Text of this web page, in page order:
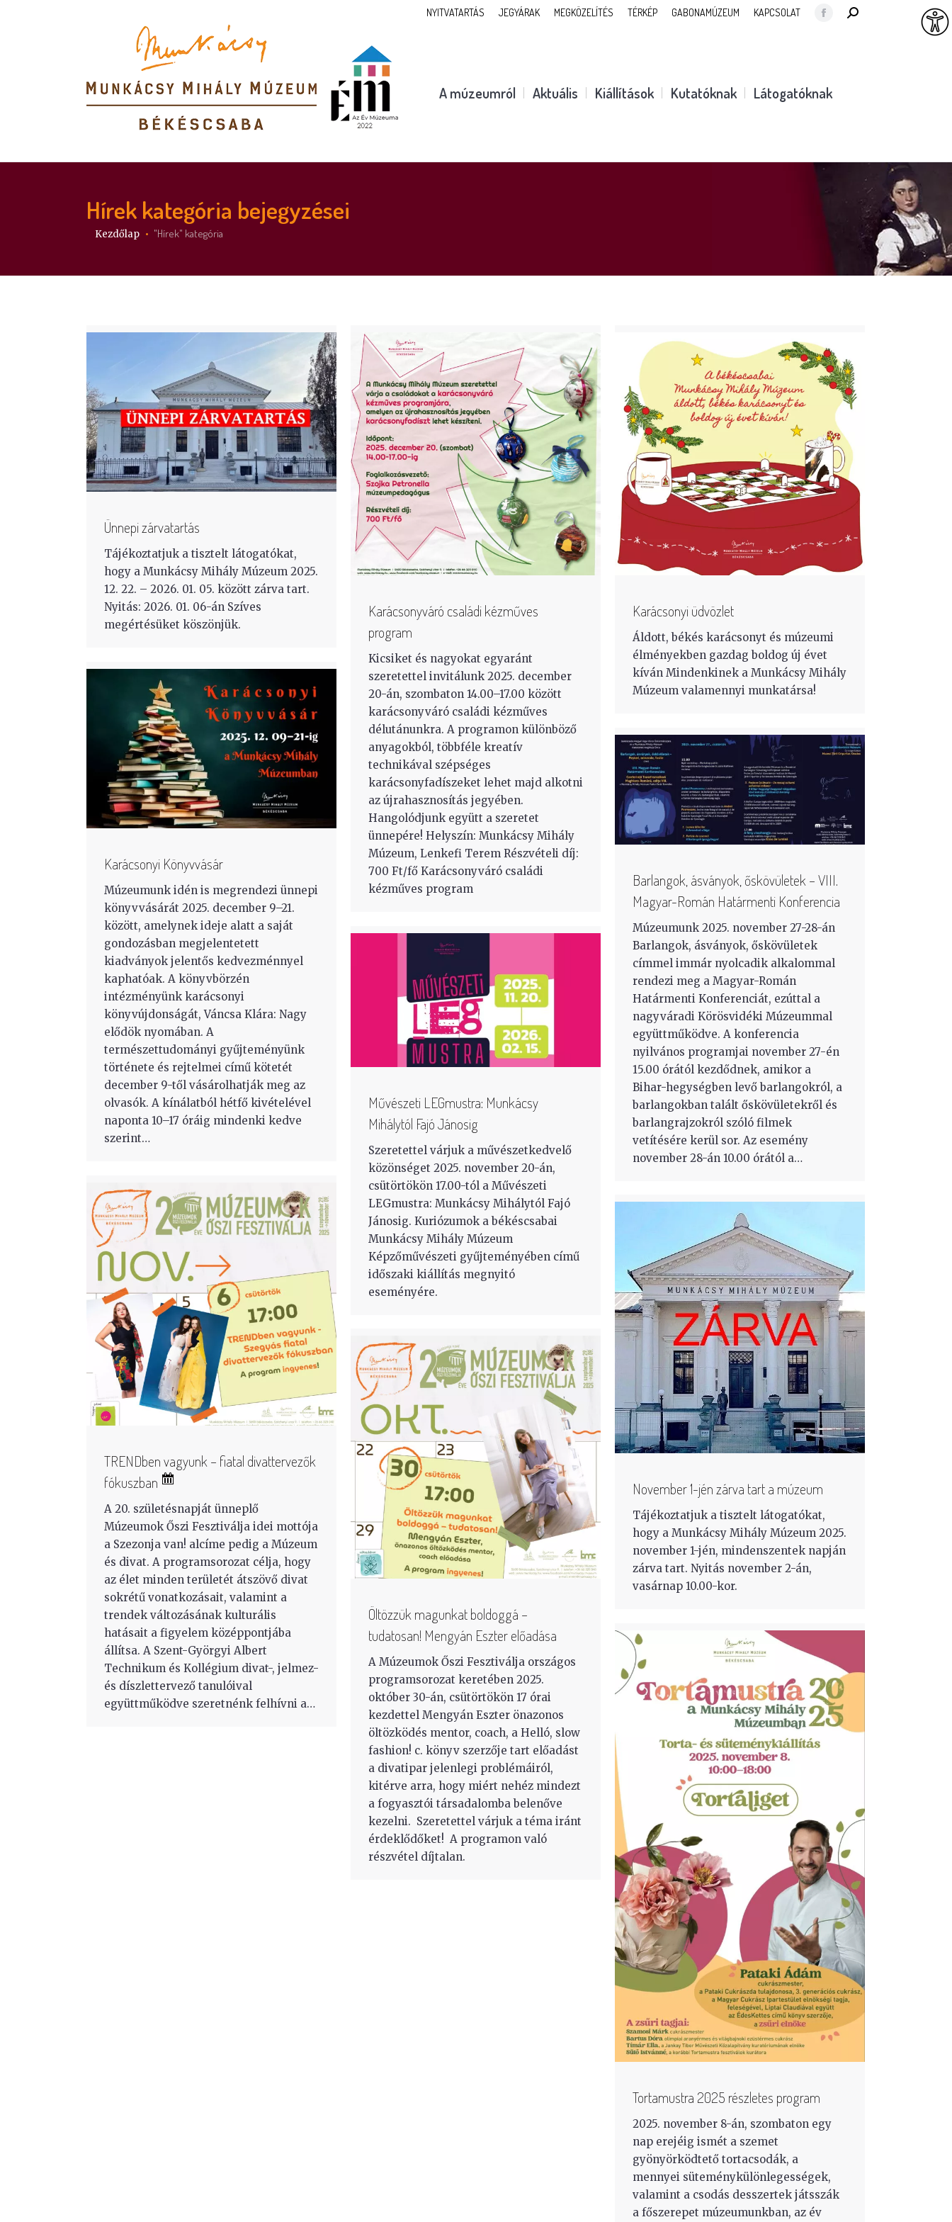
NYITVATARTÁS JEGYÁRAK MEGKÖZELÍTÉS TÉRKÉP GABONAMÚZEUM KAPCSOLAT
Facebook
new
SEARCH:
A múzeumról Aktuális Kiállítások Kutatóknak Látogatóknak
Hírek kategória bejegyzései
Itt vagy:
Kezdőlap "Hírek" kategória
Ünnepi zárvatartás
Tájékoztatjuk a tisztelt látogatókat,
hogy a Munkácsy Mihály Múzeum 2025.
12. 22. – 2026. 01. 05. között zárva tart.
Nyitás: 2026. 01. 06-án Szíves
megértésüket köszönjük.
Karácsonyváró családi kézműves
program
Kicsiket és nagyokat egyaránt
szeretettel invitálunk 2025. december
20-án, szombaton 14.00–17.00 között
karácsonyváró családi kézműves
délutánunkra. A programon különböző
anyagokból, többféle kreatív
technikával szépséges
karácsonyfadíszeket lehet majd alkotni
az újrahasznosítás jegyében.
Hangolódjunk együtt a szeretet
ünnepére! Helyszín: Munkácsy Mihály
Múzeum, Lenkefi Terem Részvételi díj:
700 Ft/fő Karácsonyváró családi
kézműves program
Karácsonyi üdvözlet
Áldott, békés karácsonyt és múzeumi
élményekben gazdag boldog új évet
kíván Mindenkinek a Munkácsy Mihály
Múzeum valamennyi munkatársa!
Karácsonyi Könyvvásár
Múzeumunk idén is megrendezi ünnepi
könyvvásárát 2025. december 9–21.
között, amelynek ideje alatt a saját
gondozásban megjelentetett
kiadványok jelentős kedvezménnyel
kaphatóak. A könyvbörzén
intézményünk karácsonyi
könyvújdonságát, Váncsa Klára: Nagy
elődök nyomában. A
természettudományi gyűjteményünk
története és rejtelmei című kötetét
december 9-től vásárolhatják meg az
olvasók. A kínálatból hétfő kivételével
naponta 10–17 óráig mindenki kedve
szerint…
Barlangok, ásványok, őskövületek – VIII.
Magyar-Román Határmenti Konferencia
Múzeumunk 2025. november 27-28-án
Barlangok, ásványok, őskövületek
címmel immár nyolcadik alkalommal
rendezi meg a Magyar-Román
Határmenti Konferenciát, ezúttal a
nagyváradi Körösvidéki Múzeummal
együttműködve. A konferencia
nyilvános programjai november 27-én
15.00 órától kezdődnek, amikor a
Bihar-hegységben levő barlangokról, a
barlangokban talált őskövületekről és
barlangrajzokról szóló filmek
vetítésére kerül sor. Az esemény
november 28-án 10.00 órától a…
Művészeti LEGmustra: Munkácsy
Mihálytól Fajó Jánosig
Szeretettel várjuk a művészetkedvelő
közönséget 2025. november 20-án,
csütörtökön 17.00-tól a Művészeti
LEGmustra: Munkácsy Mihálytól Fajó
Jánosig. Kuriózumok a békéscsabai
Munkácsy Mihály Múzeum
Képzőművészeti gyűjteményében című
időszaki kiállítás megnyitó
eseményére.
TRENDben vagyunk – fiatal divattervezők
fókuszban
A 20. születésnapját ünneplő
Múzeumok Őszi Fesztiválja idei mottója
a Szezonja van! alcíme pedig a Múzeum
és divat. A programsorozat célja, hogy
az élet minden területét átszövő divat
sokrétű vonatkozásait, valamint a
trendek változásának kulturális
hatásait a figyelem középpontjába
állítsa. A Szent-Györgyi Albert
Technikum és Kollégium divat-, jelmez-
és díszlettervező tanulóival
együttműködve szeretnénk felhívni a…
November 1-jén zárva tart a múzeum
Tájékoztatjuk a tisztelt látogatókat,
hogy a Munkácsy Mihály Múzeum 2025.
november 1-jén, mindenszentek napján
zárva tart. Nyitás november 2-án,
vasárnap 10.00-kor.
Öltözzük magunkat boldoggá –
tudatosan! Mengyán Eszter előadása
A Múzeumok Őszi Fesztiválja országos
programsorozat keretében 2025.
október 30-án, csütörtökön 17 órai
kezdettel Mengyán Eszter önazonos
öltözködés mentor, coach, a Helló, slow
fashion! c. könyv szerzője tart előadást
a divatipar jelenlegi problémáiról,
kitérve arra, hogy miért nehéz mindezt
a fogyasztói társadalomba belenőve
kezelni. Szeretettel várjuk a téma iránt
érdeklődőket! A programon való
részvétel díjtalan.
Tortamustra 2025 részletes program
2025. november 8-án, szombaton egy
nap erejéig ismét a szemet
gyönyörködtető tortacsodák, a
mennyei süteménykülönlegességek,
valamint a csodás desszertek játsszák
a főszerepet múzeumunkban, az év